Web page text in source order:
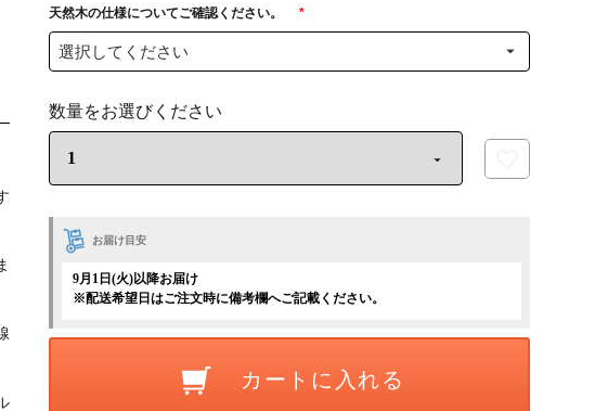
お届け目安
9月1日(火)以降お届け
※配送希望日はご注文時に備考欄へご記載ください。
カートに入れる
天然木の仕様についてご確認ください。